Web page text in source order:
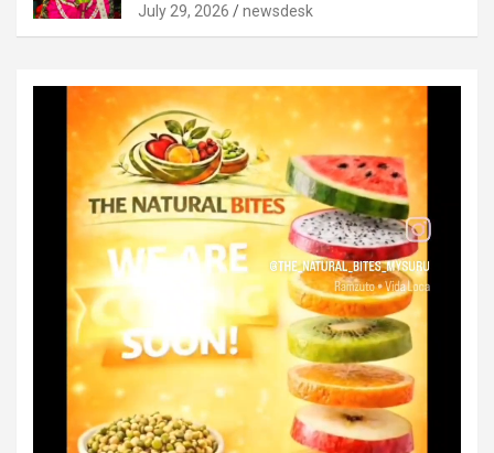
July 29, 2026 newsdesk